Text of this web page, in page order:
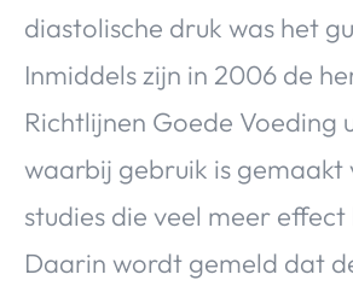
diastolische druk was het
Inmiddels zijn in 2006 de
Richtlijnen Goede Voeding
waarbij gebruik is gemaakt
studies die veel meer
Daarin wordt gemeld dat